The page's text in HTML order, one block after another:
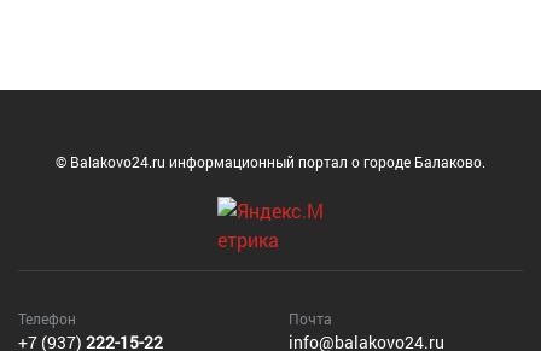
© Balakovo24.ru информационный портал о городе Балаково.
Телефон
+7 (937) 222-15-22
Почта
info@balakovo24.ru